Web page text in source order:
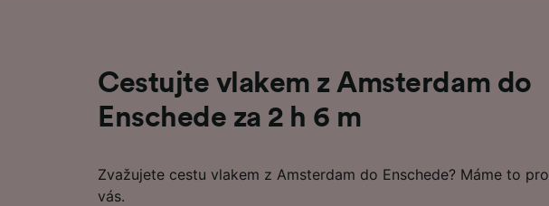
Cestujte vlakem z Amsterdam do
Enschede za 2 h 6 m
Zvažujete cestu vlakem z Amsterdam do Enschede? Máme to pro
vás.